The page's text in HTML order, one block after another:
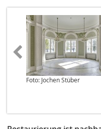
Foto: Jochen Stüber